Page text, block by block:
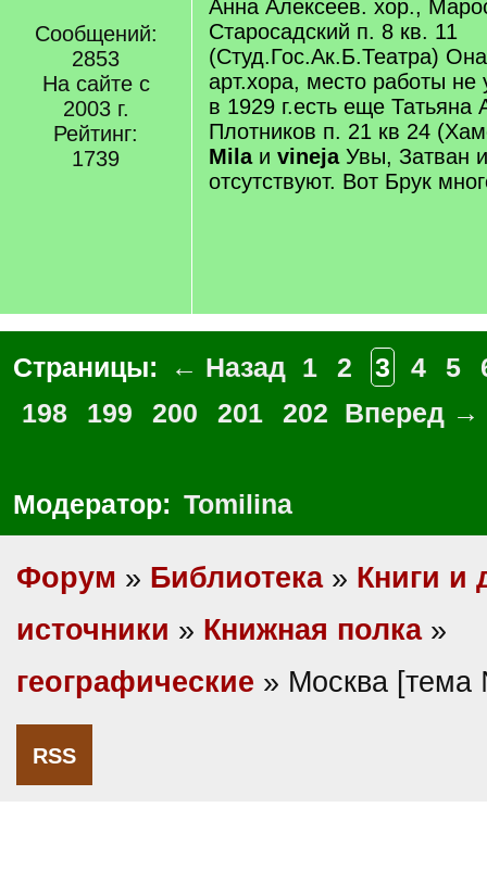
Сообщений:
2853
На сайте с
2003 г.
Рейтинг:
1739
Анна Алексеев. хор.,
Старосадский п. 8 кв. 11
(Студ.Гос.Ак.Б.Театра)
арт.хора, место работы не
в 1929 г.есть еще Татьяна
Плотников п. 21 кв 24
Milaи vinejaУвы, Затван
отсутствуют. Вот Брук
Страницы: ← Назад 1 2 3 4 5
198
199 200 201 202 Вперед →
Модератор: Tomilina
Форум » Библиотека» Книги и
источники » Книжная полка»
географические » Москва
RSS